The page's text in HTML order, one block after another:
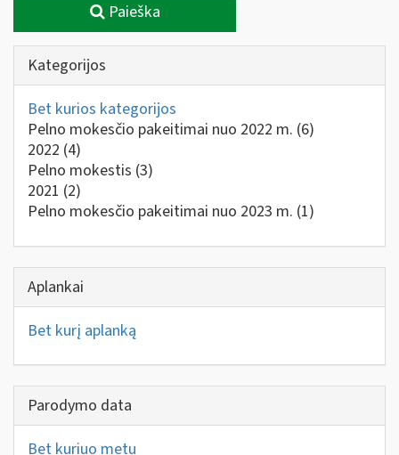
Paieška
Kategorijos
Bet kurios kategorijos
Pelno mokesčio pakeitimai nuo 2022 m. (6)
2022 (4)
Pelno mokestis (3)
2021 (2)
Pelno mokesčio pakeitimai nuo 2023 m. (1)
Aplankai
Bet kurį aplanką
Parodymo data
Bet kuriuo metu